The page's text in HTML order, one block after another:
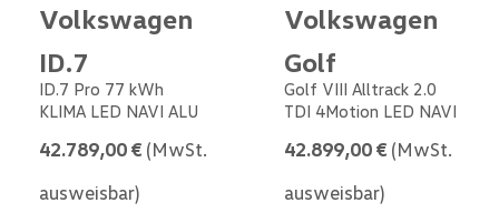
Volkswagen
ID.7
ID.7 Pro 77 kWh
KLIMA LED NAVI ALU
42.789,00 € (MwSt.
ausweisbar)
Volkswagen
Golf
Golf VIII Alltrack 2.0
TDI 4Motion LED NAVI
42.899,00 € (MwSt.
ausweisbar)